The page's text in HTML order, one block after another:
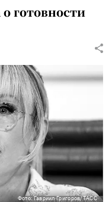
готовности
Фото: Гавриил Григоров/ТАСС